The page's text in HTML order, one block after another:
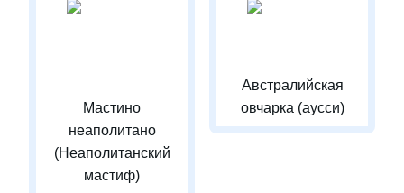
Мастино
неаполитано
(Неаполитанский
мастиф)
Австралийская
овчарка (аусси)